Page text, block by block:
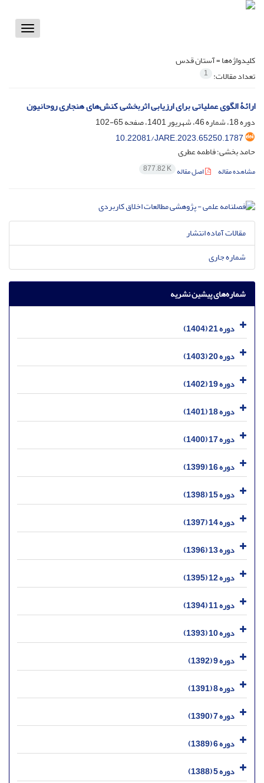
Toggle
کلیدواژه‌ها =آستان قدس
تعداد مقالات: 1
ارائۀ الگوی عملیاتی برای ارزیابی اثربخشی کنش‌های هنجاری روحانیون
دوره 18، شماره 46، شهریور 1401، صفحه
65-102
10.22081/JARE.2023.65250.1787
حامد بخشی؛ فاطمه عطری
مشاهده مقاله اصل مقاله 877.82 K
مقالات آماده انتشار
شماره جاری
شماره‌های پیشین نشریه
دوره 21 (1404)
دوره 20 (1403)
دوره 19 (1402)
دوره 18 (1401)
دوره 17 (1400)
دوره 16 (1399)
دوره 15 (1398)
دوره 14 (1397)
دوره 13 (1396)
دوره 12 (1395)
دوره 11 (1394)
دوره 10 (1393)
دوره 9 (1392)
دوره 8 (1391)
دوره 7 (1390)
دوره 6 (1389)
دوره 5 (1388)